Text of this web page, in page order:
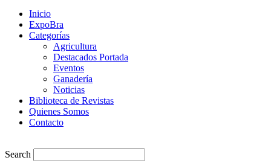
Inicio
ExpoBra
Categorías
Agricultura
Destacados Portada
Eventos
Ganadería
Noticias
Biblioteca de Revistas
Quienes Somos
Contacto
Search